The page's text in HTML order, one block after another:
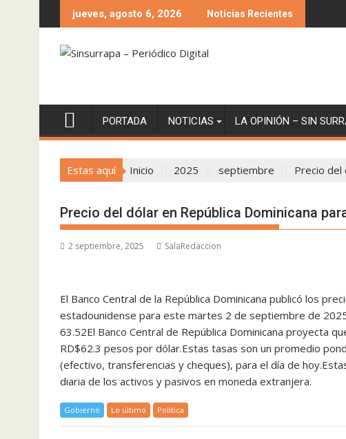
al
jueves, agosto 6, 2026 Noticias Recientes
PORTADA NOTICIAS LA OPINIÓN – SIN
Estas aquí Inicio 2025 septiembre Precio del
Precio del dólar en República Dominicana
2 septiembre, 2025 SalaRedaccion
El Banco Central de la República Dominicana publicó los
estadounidense para este martes 2 de septiembre de
63.52El Banco Central de República Dominicana proyecta
RD$62.3 pesos por dólar.Estas tasas son un promedio
(efectivo, transferencias y cheques), para el día de
diaria de los activos y pasivos en moneda extranjera.
Gobierno Lo último Política